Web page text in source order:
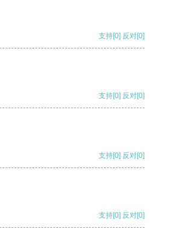
支持[0] 反对[0]
支持[0] 反对[0]
支持[0] 反对[0]
支持[0] 反对[0]